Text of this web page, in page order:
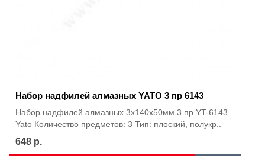
Набор надфилей алмазных YATO 3 пр 6143
Набор надфилей алмазных 3х140x50мм 3 пр YT-6143
Yato Количество предметов: 3 Тип: плоский, полукр..
648 р.